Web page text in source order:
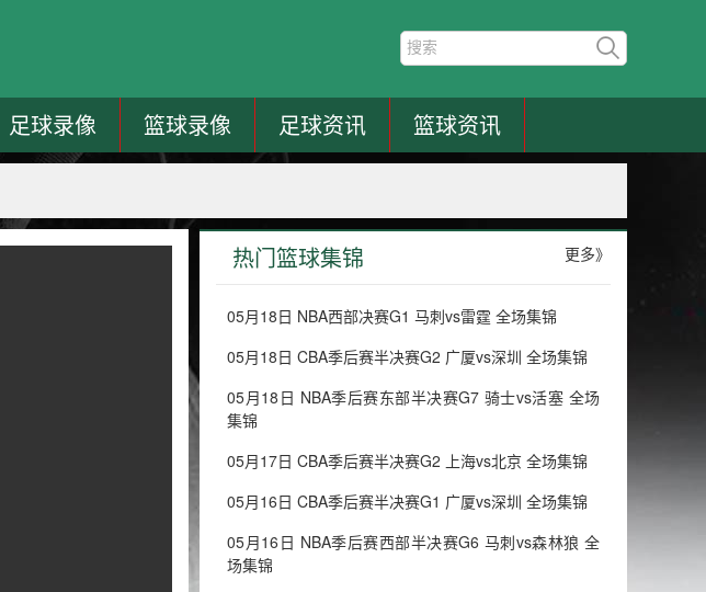
足球录像 篮球录像 足球资讯 篮球资讯
热门篮球集锦 更多》
05月18日 NBA西部决赛G1 马刺vs雷霆 全场集锦
05月18日 CBA季后赛半决赛G2 广厦vs深圳 全场集锦
05月18日 NBA季后赛东部半决赛G7 骑士vs活塞 全场
集锦
05月17日 CBA季后赛半决赛G2 上海vs北京 全场集锦
05月16日 CBA季后赛半决赛G1 广厦vs深圳 全场集锦
05月16日 NBA季后赛西部半决赛G6 马刺vs森林狼 全
场集锦